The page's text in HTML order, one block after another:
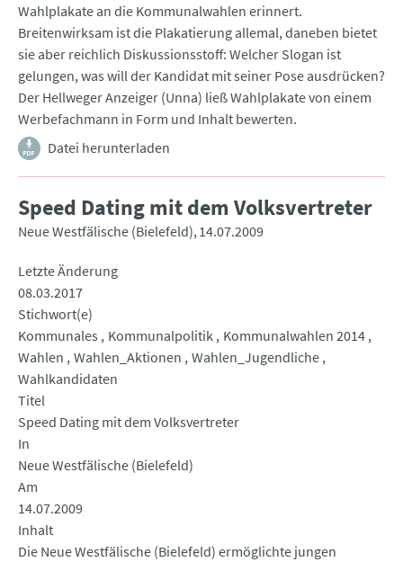
Wahlplakate an die Kommunalwahlen erinnert.
Breitenwirksam ist die Plakatierung allemal, daneben bietet
sie aber reichlich Diskussionsstoff: Welcher Slogan ist
gelungen, was will der Kandidat mit seiner Pose ausdrücken?
Der Hellweger Anzeiger (Unna) ließ Wahlplakate von einem
Werbefachmann in Form und Inhalt bewerten.
Datei herunterladen
Speed Dating mit dem Volksvertreter
Neue Westfälische (Bielefeld) 14.07.2009
Letzte Änderung
08.03.2017
Stichwort(e)
Kommunales
Kommunalpolitik Kommunalwahlen 2014
Wahlen Wahlen_Aktionen Wahlen_Jugendliche
Wahlkandidaten
Titel
Speed Dating mit dem Volksvertreter
In
Neue Westfälische (Bielefeld)
Am
14.07.2009
Inhalt
Die Neue Westfälische (Bielefeld) ermöglichte jungen